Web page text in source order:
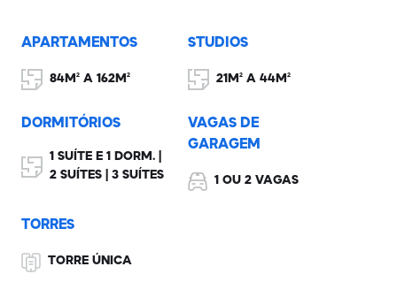
APARTAMENTOS
84M² A 162M²
STUDIOS
21M² A 44M²
DORMITÓRIOS
1 SUÍTE E 1 DORM. |
2 SUÍTES | 3 SUÍTES
VAGAS DE
GARAGEM
1 OU 2 VAGAS
TORRES
TORRE ÚNICA